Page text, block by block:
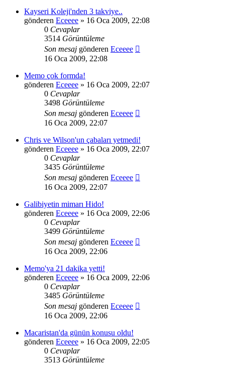
Kayseri Koleji'nden 3 takviye..
gönderen Eceeee » 16 Oca 2009, 22:08
0 Cevaplar
3514 Görüntüleme
Son mesaj gönderen Eceeee
16 Oca 2009, 22:08
Memo çok formda!
gönderen Eceeee » 16 Oca 2009, 22:07
0 Cevaplar
3498 Görüntüleme
Son mesaj gönderen Eceeee
16 Oca 2009, 22:07
Chris ve Wilson'un çabaları yetmedi!
gönderen Eceeee » 16 Oca 2009, 22:07
0 Cevaplar
3435 Görüntüleme
Son mesaj gönderen Eceeee
16 Oca 2009, 22:07
Galibiyetin mimarı Hido!
gönderen Eceeee » 16 Oca 2009, 22:06
0 Cevaplar
3499 Görüntüleme
Son mesaj gönderen Eceeee
16 Oca 2009, 22:06
Memo'ya 21 dakika yetti!
gönderen Eceeee » 16 Oca 2009, 22:06
0 Cevaplar
3485 Görüntüleme
Son mesaj gönderen Eceeee
16 Oca 2009, 22:06
Macaristan'da günün konusu oldu!
gönderen Eceeee » 16 Oca 2009, 22:05
0 Cevaplar
3513 Görüntüleme